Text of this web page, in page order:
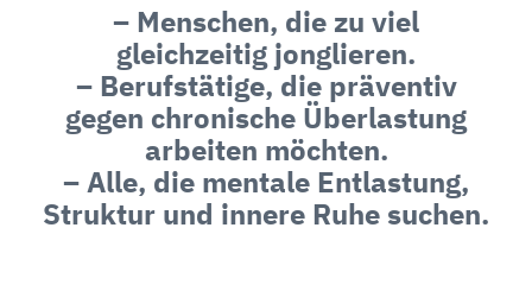
– Menschen, die zu viel
gleichzeitig jonglieren.
– Berufstätige, die präventiv
gegen chronische Überlastung
arbeiten möchten.
– Alle, die mentale Entlastung,
Struktur und innere Ruhe suchen.